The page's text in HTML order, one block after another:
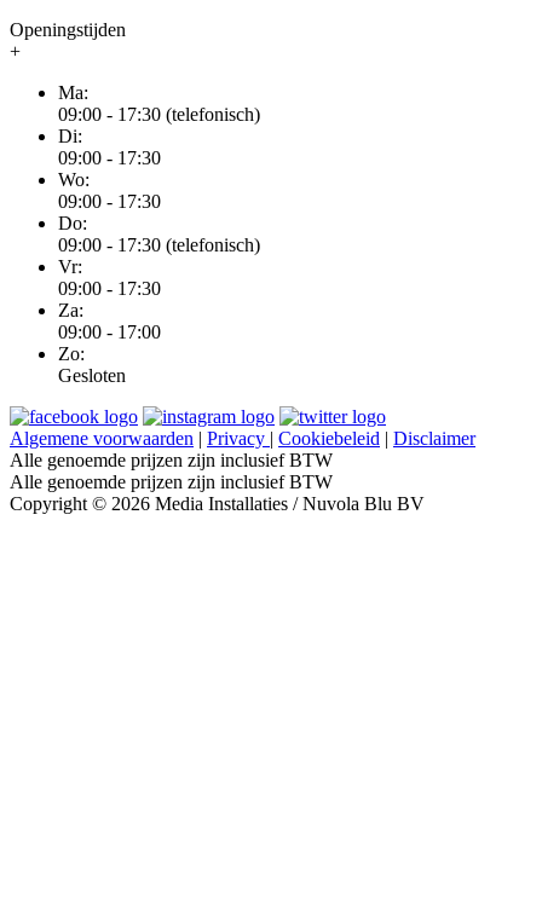
Openingstijden
+
Ma:
09:00 - 17:30 (telefonisch)
Di:
09:00 - 17:30
Wo:
09:00 - 17:30
Do:
09:00 - 17:30 (telefonisch)
Vr:
09:00 - 17:30
Za:
09:00 - 17:00
Zo:
Gesloten
Algemene voorwaarden | Privacy | Cookiebeleid | Disclaimer
Alle genoemde prijzen zijn inclusief BTW
Alle genoemde prijzen zijn inclusief BTW
Copyright © 2026 Media Installaties / Nuvola Blu BV